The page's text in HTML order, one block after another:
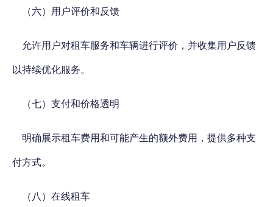
（六）用户评价和反馈
允许用户对租车服务和车辆进行评价，并收集用户反馈
以持续优化服务。
（七）支付和价格透明
明确展示租车费用和可能产生的额外费用，提供多种支
付方式。
（八）在线租车